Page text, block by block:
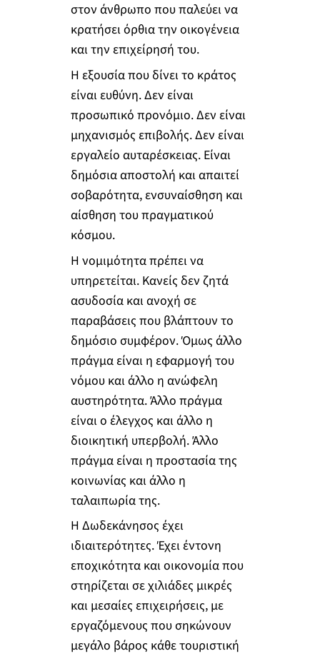
στον άνθρωπο που παλεύει να
κρατήσει όρθια την οικογένεια
και την επιχείρησή του.
Η εξουσία που δίνει το κράτος
είναι ευθύνη. Δεν είναι
προσωπικό προνόμιο. Δεν είναι
μηχανισμός επιβολής. Δεν είναι
εργαλείο αυταρέσκειας. Είναι
δημόσια αποστολή και απαιτεί
σοβαρότητα, ενσυναίσθηση και
αίσθηση του πραγματικού
κόσμου.
Η νομιμότητα πρέπει να
υπηρετείται. Κανείς δεν ζητά
ασυδοσία και ανοχή σε
παραβάσεις που βλάπτουν το
δημόσιο συμφέρον. Όμως άλλο
πράγμα είναι η εφαρμογή του
νόμου και άλλο η ανώφελη
αυστηρότητα. Άλλο πράγμα
είναι ο έλεγχος και άλλο η
διοικητική υπερβολή. Άλλο
πράγμα είναι η προστασία της
κοινωνίας και άλλο η
ταλαιπωρία της.
Η Δωδεκάνησος έχει
ιδιαιτερότητες. Έχει έντονη
εποχικότητα και οικονομία που
στηρίζεται σε χιλιάδες μικρές
και μεσαίες επιχειρήσεις, με
εργαζόμενους που σηκώνουν
μεγάλο βάρος κάθε τουριστική